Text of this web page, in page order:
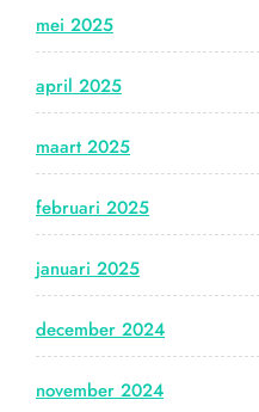
mei 2025
april 2025
maart 2025
februari 2025
januari 2025
december 2024
november 2024